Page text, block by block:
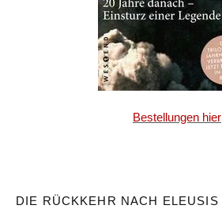
Bestellungen hier
DIE RÜCKKEHR NACH ELEUSIS